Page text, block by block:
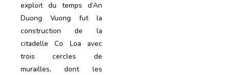
exploit du temps d’An
Duong Vuong fut la
construction de la
citadelle Co Loa avec
trois cercles de
murailles, dont les